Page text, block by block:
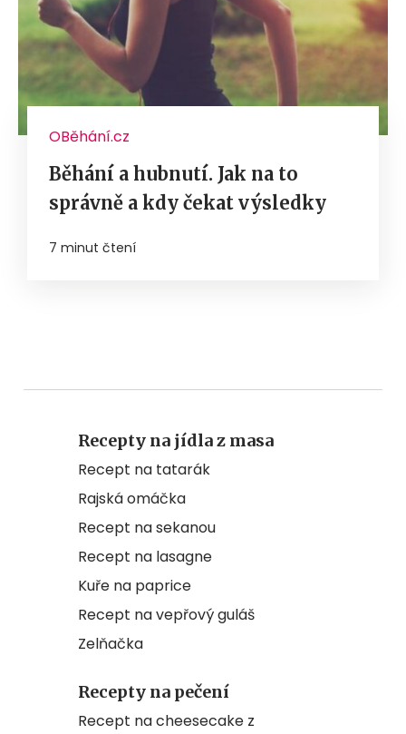
OBěhání.cz
Běhání a hubnutí. Jak na to
správně a kdy čekat výsledky
7 minut čtení
Recepty na jídla z masa
Recept na tatarák
Rajská omáčka
Recept na sekanou
Recept na lasagne
Kuře na paprice
Recept na vepřový guláš
Zelňačka
Recepty na pečení
Recept na cheesecake z